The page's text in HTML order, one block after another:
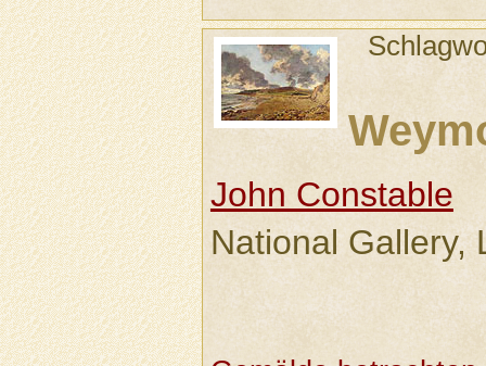
John Constable
National Gallery,